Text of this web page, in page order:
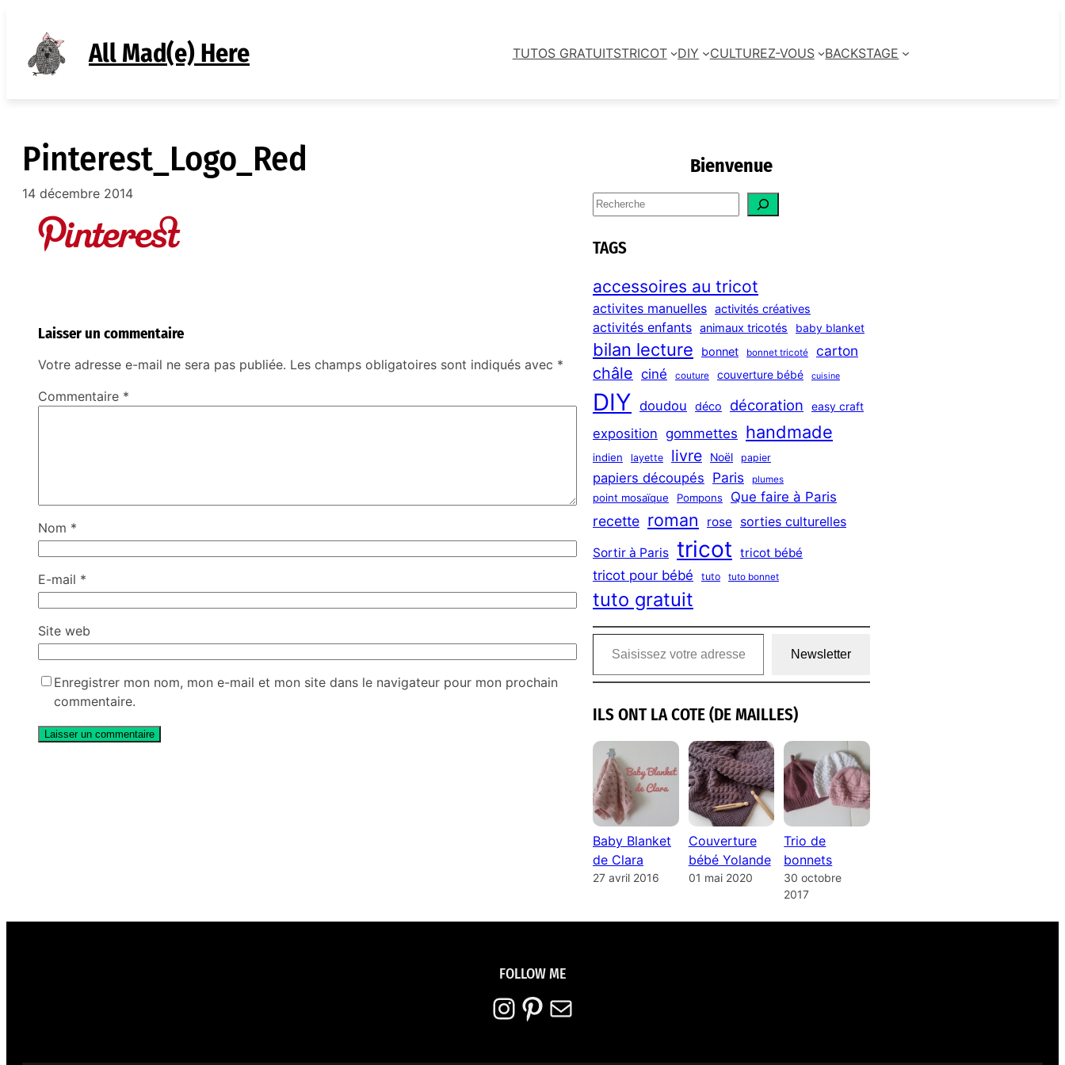
contenu
All Mad(e) Here TUTOS GRATUITSTRICOT DIY CULTUREZ-VOUS BACKSTAGE
Pinterest_Logo_Red
14 décembre 2014
Laisser un commentaire
Votre adresse e-mail ne sera pas publiée. Les champs obligatoires sont indiqués avec *
Commentaire *
Nom *
E-mail *
Site web
Enregistrer mon nom, mon e-mail et mon site dans le navigateur pour mon prochain
commentaire.
Bienvenue
S
e
a
r
h
TAGS
accessoires au tricot
activites manuelles activités créatives
activités enfants animaux tricotés baby blanket
bilan lecture bonnet bonnet tricoté carton
châle ciné couture couverture bébé cuisine
DIY doudou déco décoration easy craft
exposition gommettes handmade
indien layette livre Noël papier
papiers découpés Paris plumes
point mosaïque Pompons Que faire à Paris
recette roman rose sorties culturelles
Sortir à Paris tricot tricot bébé
tricot pour bébé tuto tuto bonnet
tuto gratuit
Saisissez votre adresse e-mail…
Newsletter
ILS ONT LA COTE (DE MAILLES)
Baby Blanket
de Clara
27 avril 2016
Couverture
bébé Yolande
01 mai 2020
Trio de
bonnets
30 octobre
2017
FOLLOW ME
Instagram Pinterest E-mail